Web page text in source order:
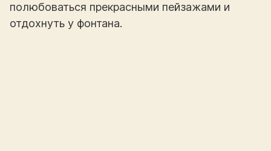
полюбоваться прекрасными пейзажами и
отдохнуть у фонтана.